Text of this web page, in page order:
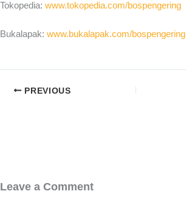
Tokopedia: www.tokopedia.com/bospengering
Bukalapak: www.bukalapak.com/bospengering
PREVIOUS
Leave a Comment